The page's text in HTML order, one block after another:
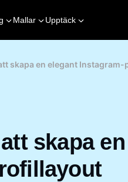
Mallar Upptäck
skapa en elegant
skapa en